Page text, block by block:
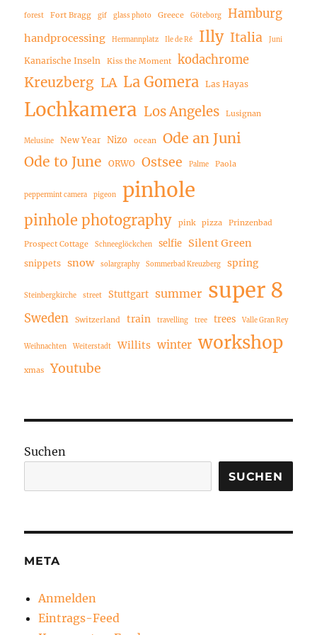
forest Fort Bragg gif glass photo Greece Göteborg Hamburg
handprocessing Hermannplatz Ile de Ré Illy Italia Juni
Kanarische Inseln Kiss the Moment kodachrome
Kreuzberg LA La Gomera Las Hayas
Lochkamera Los Angeles Lusignan
Melusine New Year Nizo ocean
Ode an Juni
Ode to June
ORWO Ostsee Palme Paola
peppermint camera pigeon pinhole
pinhole photography pink pizza Prinzenbad
Prospect Cottage Schneeglöckchen selfie Silent Green
snippets snow solargraphy Sommerbad Kreuzberg spring
Steinbergkirche street Stuttgart summer super 8
Sweden Switzerland train travelling tree trees Valle Gran Rey
Weihnachten Weiterstadt Willits winter workshop
xmas Youtube
Suchen
SUCHEN
META
Anmelden
Eintrags-Feed